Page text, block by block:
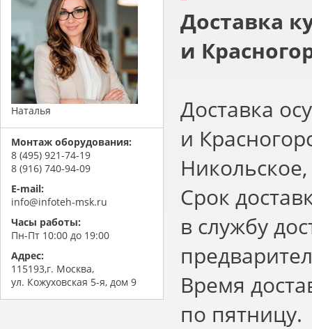
Наталья
Монтаж оборудования:
8 (495) 921-74-19
8 (916) 740-94-09
E-mail:
info@infoteh-msk.ru
Часы работы:
Пн-Пт 10:00 до 19:00
Адрес:
115193,г. Москва,
ул. Кожуховская 5-я, дом 9
Доставка
и
Доставка
и
Срок
в службу
Время
по пятницу.